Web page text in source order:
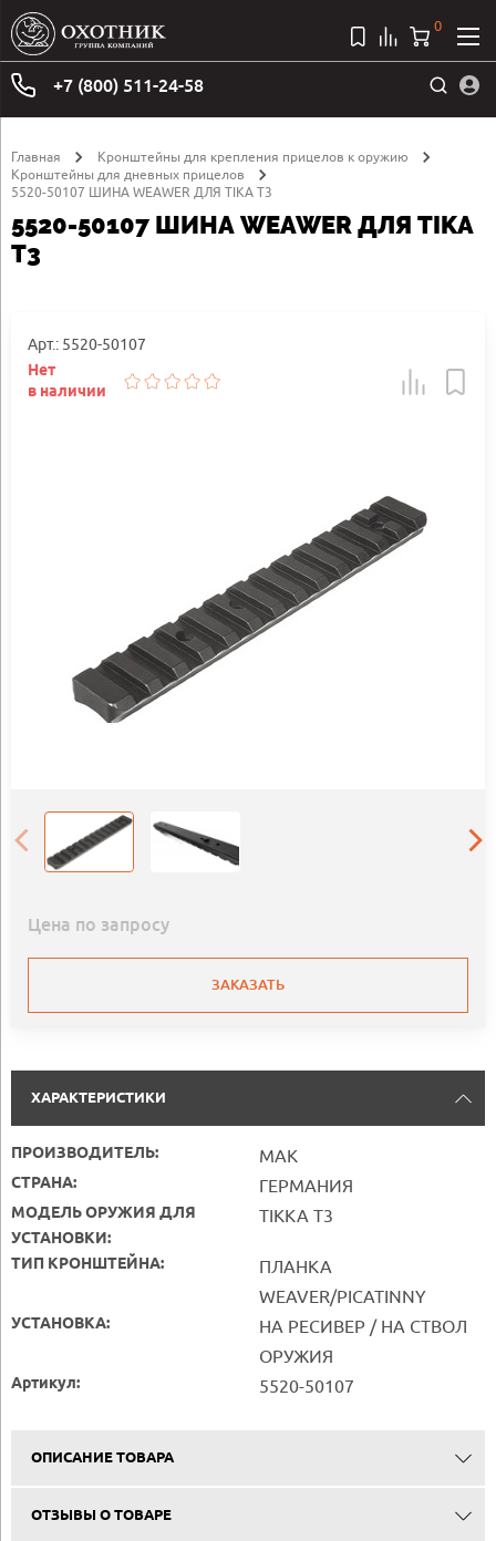
+7 (800) 511-24-58
0
Главная
Кронштейны для крепления прицелов к оружию
Кронштейны для дневных прицелов
5520-50107 ШИНА WEAWER ДЛЯ TIKA T3
5520-50107 ШИНА WEAWER ДЛЯ TIKA
T3
Арт.: 5520-50107
Нет
в наличии
Цена по запросу
ЗАКАЗАТЬ
ХАРАКТЕРИСТИКИ
ПРОИЗВОДИТЕЛЬ: MAK
СТРАНА: ГЕРМАНИЯ
МОДЕЛЬ ОРУЖИЯ ДЛЯ
УСТАНОВКИ:
TIKKA T3
ТИП КРОНШТЕЙНА:
ПЛАНКА
WEAVER/PICATINNY
УСТАНОВКА:
НА РЕСИВЕР / НА СТВОЛ
ОРУЖИЯ
Артикул: 5520-50107
ОПИСАНИЕ ТОВАРА
ОТЗЫВЫ О ТОВАРЕ